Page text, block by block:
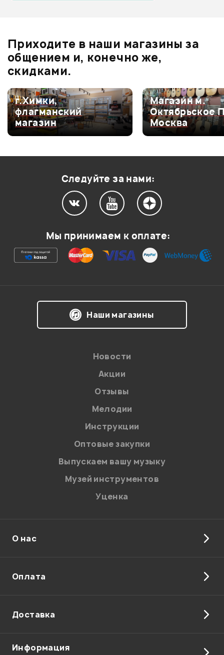
0.0
Оценка5
0
Оценка4
0
Оценка3
0
Ваша оценка:
на обработку персональных данных в
Политикой в отношении обработки
персональных данных.
Введите проверочное число:
Отправить
Приходите в наши магазины за
общением и, конечно же,
скидками.
г.Химки,
флагманский
магазин
Магазин м.
Октябрьское
Москва
Следуйте за нами:
Мы принимаем к оплате:
Наши магазины
Новости
Акции
Отзывы
Мелодии
Инструкции
Оптовые закупки
Выпускаем вашу музыку
Музей инструментов
Уценка
О нас
Оплата
Доставка
Информация